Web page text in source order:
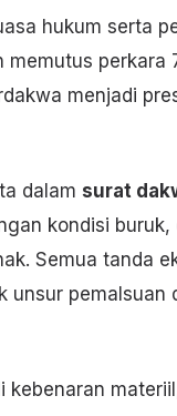
hukum serta
perkara
menjadi
dalam surat
kondisi
Semua tanda
unsur
kebenaran